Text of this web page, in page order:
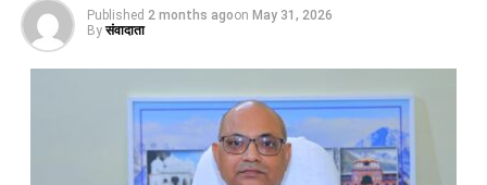
Published 2 months agoon May 31, 2026
By संवादाता